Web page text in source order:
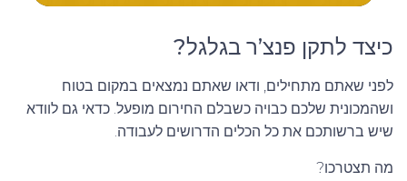
112/110
113
113/111
כיצד לתקן פנצ’ר בגלגל?
לפני שאתם מתחילים, ודאו שאתם נמצאים במקום בטוח
ושהמכונית שלכם כבויה כשבלם החירום מופעל. כדאי גם לוודא
שיש ברשותכם את כל הכלים הדרושים לעבודה.
מה תצטרכו?